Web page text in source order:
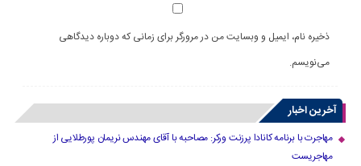
ذخیره نام، ایمیل و وبسایت من در مرورگر برای زمانی که دوباره دیدگاهی
می‌نویسم.
آخرین اخبار
مهاجرت با برنامه کانادا پرزنت ورکر: مصاحبه با آقای مهندس نریمان پورطلایی از
مهاجریست